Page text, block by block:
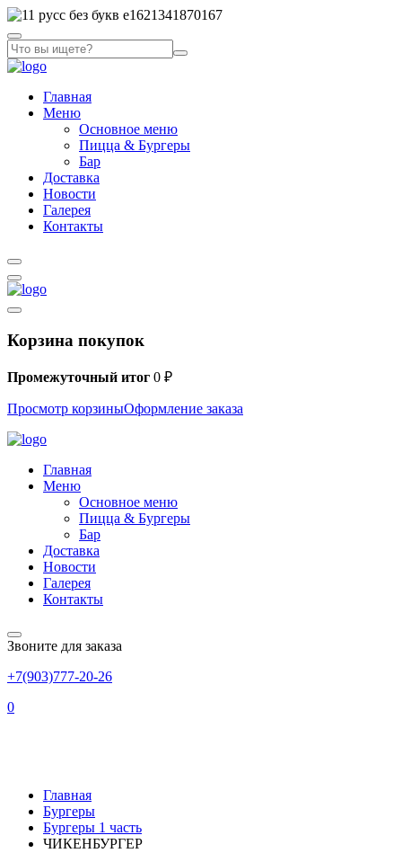
Главная
Меню
Основное меню
Пицца & Бургеры
Бар
Доставка
Новости
Галерея
Контакты
Корзина покупок
Промежуточный итог 0 ₽
Просмотр корзиныОформление заказа
Главная
Меню
Основное меню
Пицца & Бургеры
Бар
Доставка
Новости
Галерея
Контакты
Звоните для заказа
+7(903)777-20-26
0
Главная
Бургеры
Бургеры 1 часть
ЧИКЕНБУРГЕР